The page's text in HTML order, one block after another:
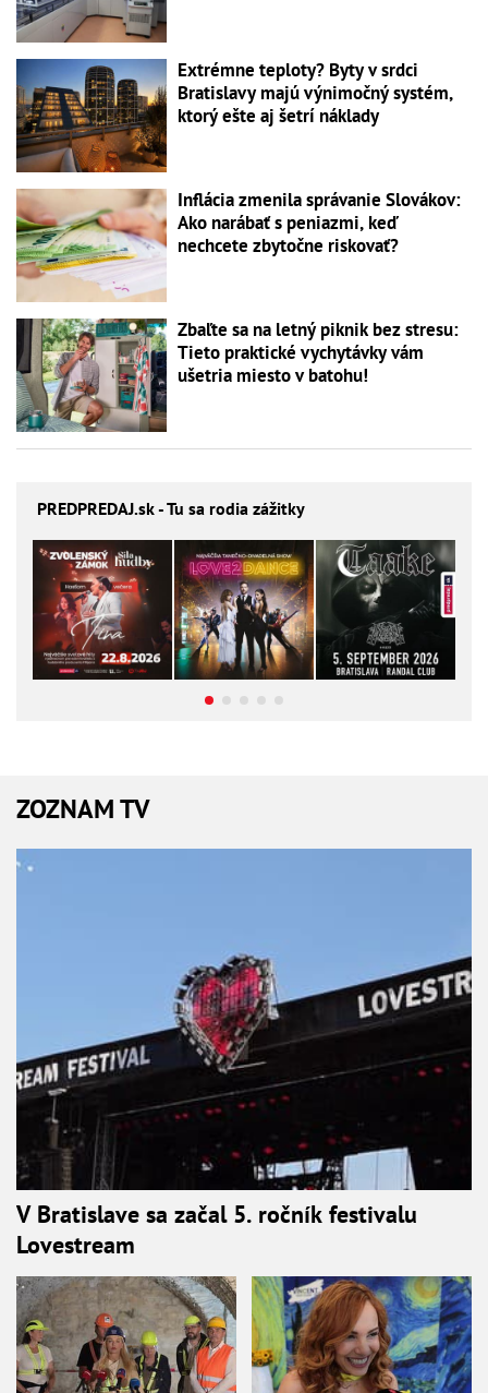
Extrémne teploty? Byty v srdci
Bratislavy majú výnimočný systém,
ktorý ešte aj šetrí náklady
Inflácia zmenila správanie Slovákov:
Ako narábať s peniazmi, keď
nechcete zbytočne riskovať?
Zbaľte sa na letný piknik bez stresu:
Tieto praktické vychytávky vám
ušetria miesto v batohu!
PREDPREDAJ.sk - Tu sa rodia zážitky
ZOZNAM TV
V Bratislave sa začal 5. ročník festivalu
Lovestream